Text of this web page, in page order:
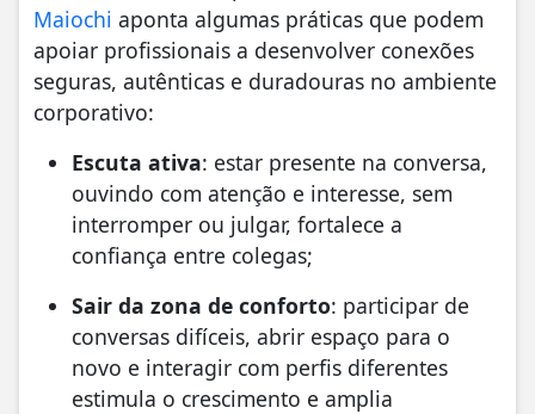
Maiochi aponta algumas práticas que podem
apoiar profissionais a desenvolver conexões
seguras, autênticas e duradouras no ambiente
corporativo:
Escuta ativa: estar presente na conversa,
ouvindo com atenção e interesse, sem
interromper ou julgar, fortalece a
confiança entre colegas;
Sair da zona de conforto: participar de
conversas difíceis, abrir espaço para o
novo e interagir com perfis diferentes
estimula o crescimento e amplia